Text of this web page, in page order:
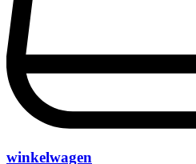
winkelwagen